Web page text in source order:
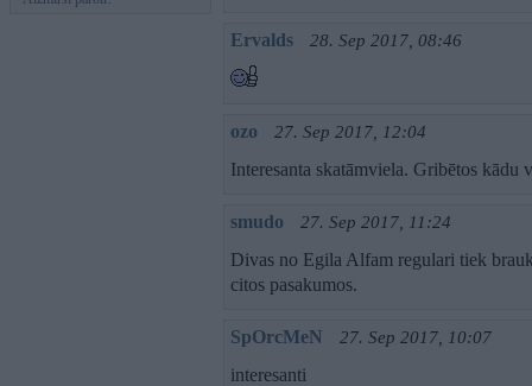
Ervalds 28. Sep 2017, 08:46
ozo 27. Sep 2017, 12:04
Interesanta skatāmviela. Gribētos kādu
smudo 27. Sep 2017, 11:24
Divas no Egila Alfam regulari tiek
citos pasakumos.
SpOrcMeN 27. Sep 2017, 10:07
interesanti